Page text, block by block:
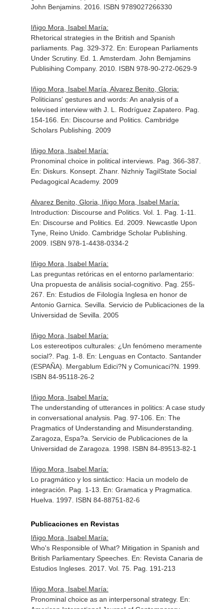
John Benjamins. 2016. ISBN 9789027266330
Iñigo Mora, Isabel María:
Rhetorical strategies in the British and Spanish
parliaments. Pag. 329-372. En: European Parliaments
Under Scrutiny. Ed. 1. Amsterdam. John Bemjamins
Publisihing Company. 2010. ISBN 978-90-272-0629-9
Iñigo Mora, Isabel María, Alvarez Benito, Gloria:
Politicians' gestures and words: An analysis of a
televised interview with J. L. Rodríguez Zapatero. Pag.
154-166. En: Discourse and Politics. Cambridge
Scholars Publishing. 2009
Iñigo Mora, Isabel María:
Pronominal choice in political interviews. Pag. 366-387.
En: Diskurs. Konsept. Zhanr. Nizhniy TagilState Social
Pedagogical Academy. 2009
Alvarez Benito, Gloria, Iñigo Mora, Isabel María:
Introduction: Discourse and Politics. Vol. 1. Pag. 1-11.
En: Discourse and Politics. Ed. 2009. Newcastle Upon
Tyne, Reino Unido. Cambridge Scholar Publishing.
2009. ISBN 978-1-4438-0334-2
Iñigo Mora, Isabel María:
Las preguntas retóricas en el entorno parlamentario:
Una propuesta de análisis social-cognitivo. Pag. 255-
267. En: Estudios de Filología Inglesa en honor de
Antonio Garnica. Sevilla . Servicio de Publicaciones de la
Universidad de Sevilla. 2005
Iñigo Mora, Isabel María:
Los estereotipos culturales: ¿Un fenómeno meramente
social?. Pag. 1-8. En: Lenguas en Contacto. Santander
(ESPAÑA). Mergablum Edici?N y Comunicaci?N. 1999.
ISBN 84-95118-26-2
Iñigo Mora, Isabel María:
The understanding of utterances in politics: A case study
in conversational analysis. Pag. 97-106. En: The
Pragmatics of Understanding and Misunderstanding
Zaragoza, Espa?a. Servicio de Publicaciones de la
Universidad de Zaragoza. 1998. ISBN 84-89513-82-1
Iñigo Mora, Isabel María:
Lo pragmático y los sintáctico: Hacia un modelo de
integración. Pag. 1-13. En: Gramatica y Pragmatica
Huelva. 1997. ISBN 84-88751-82-6
Publicaciones en Revistas
Iñigo Mora, Isabel María:
Who's Responsible of What? Mitigation in Spanish and
British Parliamentary Speeches. En: Revista Canaria de
Estudios Ingleses. 2017. Vol. 75. Pag. 191-213
Iñigo Mora, Isabel María:
Pronominal choice as an interpersonal strategy. En: